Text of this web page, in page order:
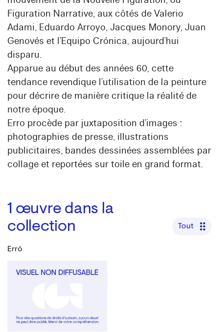
Figuration Narrative, aux côtés de Valerio
Adami, Eduardo Arroyo, Jacques Monory, Juan
Genovés et l’Equipo Crónica, aujourd’hui
disparu.
Apparue au début des années 60, cette
tendance revendique l’utilisation de la peinture
pour décrire de manière critique la réalité de
notre époque.
Erro procède par juxtaposition d’images :
photographies de presse, illustrations
publicitaires, bandes dessinées assemblées par
collage et reportées sur toile en grand format.
1 œuvre dans la
collection
Tout
Erró